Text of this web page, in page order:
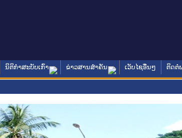
ນິຕິກໍາສະບັບເກົ່າ ຂ່າວສານສໍາຄັນ ເວັບໄຊອື່ນໆ ຕິດຕໍ່